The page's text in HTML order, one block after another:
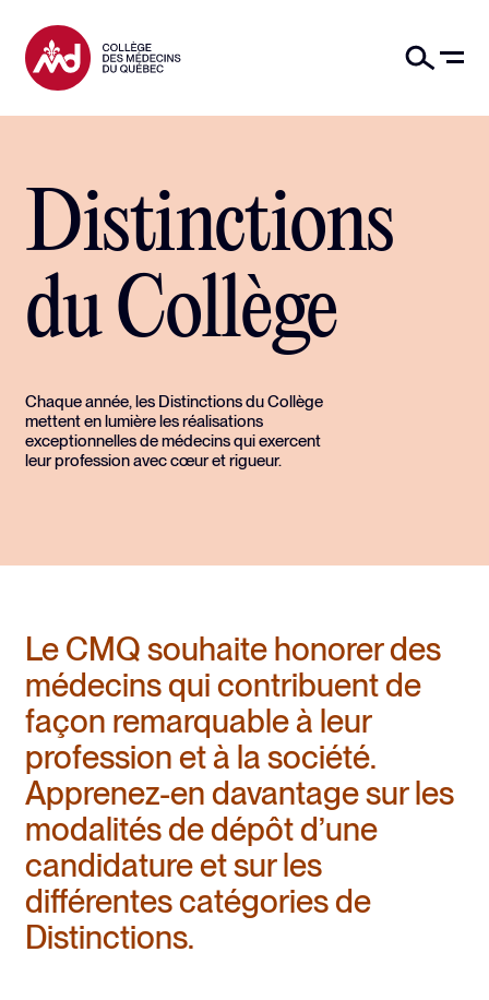
Distinctions
du Collège
Chaque année, les Distinctions du Collège
mettent en lumière les réalisations
exceptionnelles de médecins qui exercent
leur profession avec cœur et rigueur.
Le CMQ souhaite honorer des
médecins qui contribuent de
façon remarquable à leur
profession et à la société.
Apprenez-en davantage sur les
modalités de dépôt d’une
candidature et sur les
différentes catégories de
Distinctions.